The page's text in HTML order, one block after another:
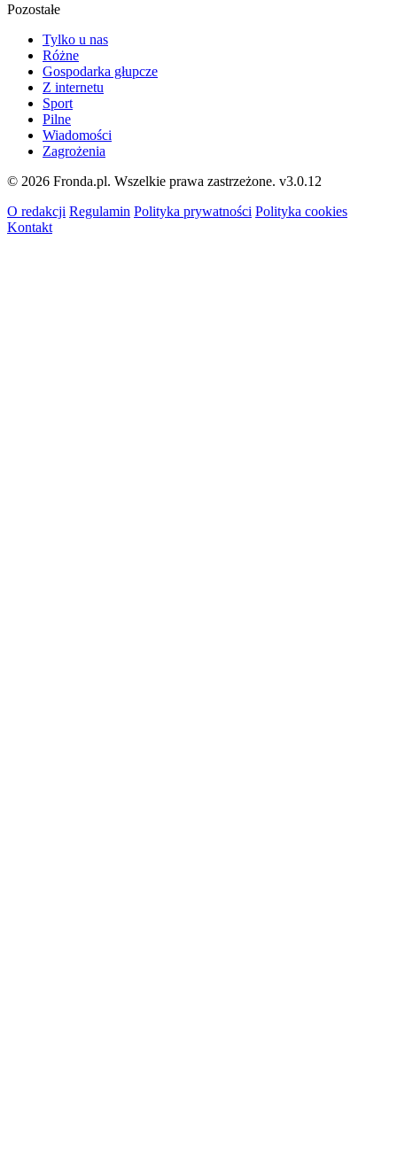
Pozostałe
Tylko u nas
Różne
Gospodarka głupcze
Z internetu
Sport
Pilne
Wiadomości
Zagrożenia
© 2026 Fronda.pl. Wszelkie prawa zastrzeżone. v3.0.12
O redakcji Regulamin Polityka prywatności Polityka cookies
Kontakt